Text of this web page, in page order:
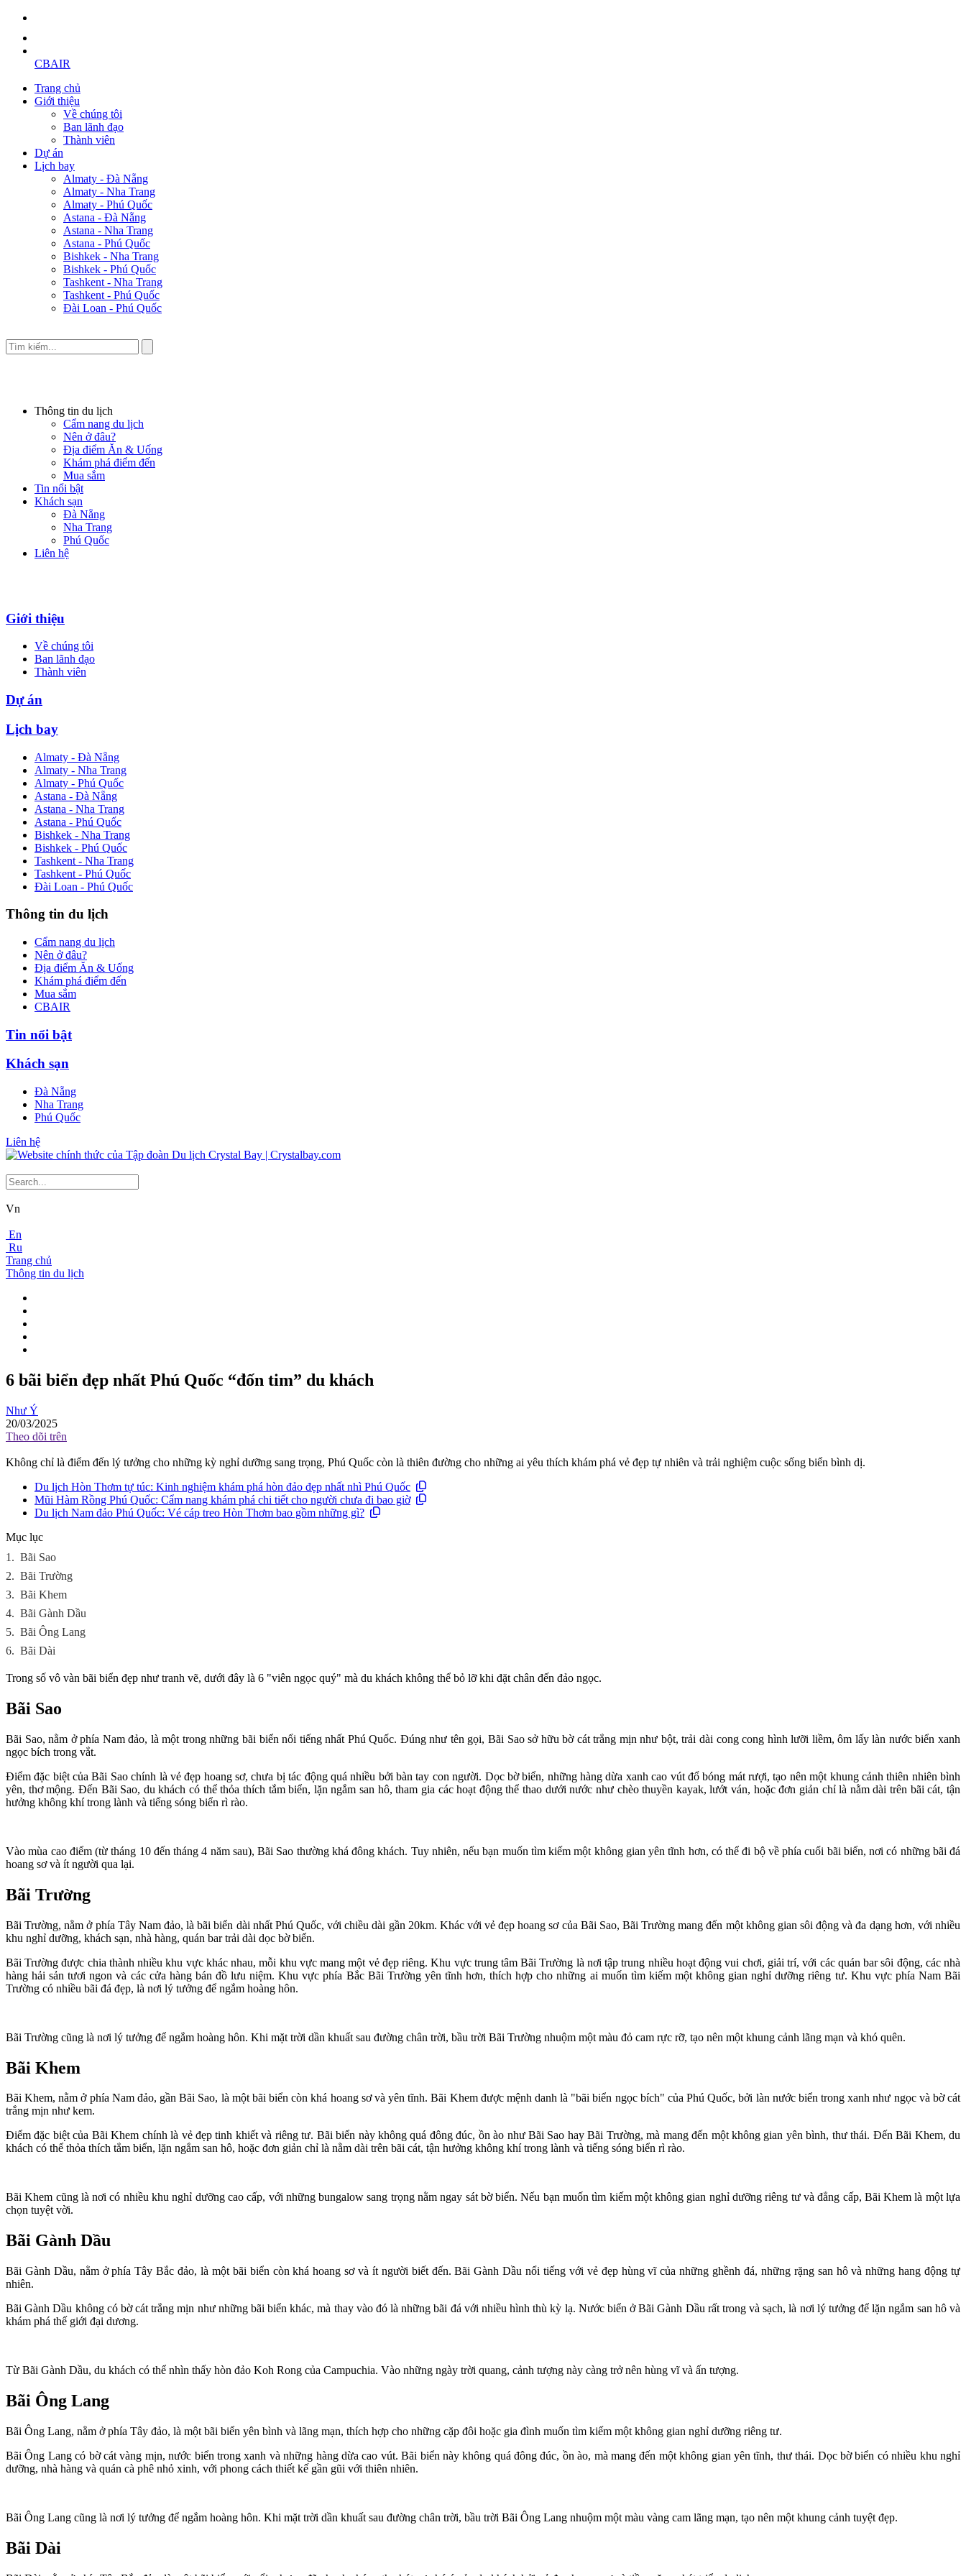
CBAIR
Trang chủ
Giới thiệu
Về chúng tôi
Ban lãnh đạo
Thành viên
Dự án
Lịch bay
Almaty - Đà Nẵng
Almaty - Nha Trang
Almaty - Phú Quốc
Astana - Đà Nẵng
Astana - Nha Trang
Astana - Phú Quốc
Bishkek - Nha Trang
Bishkek - Phú Quốc
Tashkent - Nha Trang
Tashkent - Phú Quốc
Đài Loan - Phú Quốc
Thông tin du lịch
Cẩm nang du lịch
Nên ở đâu?
Địa điểm Ăn & Uống
Khám phá điểm đến
Mua sắm
Tin nổi bật
Khách sạn
Đà Nẵng
Nha Trang
Phú Quốc
Liên hệ
Giới thiệu
Về chúng tôi
Ban lãnh đạo
Thành viên
Dự án
Lịch bay
Almaty - Đà Nẵng
Almaty - Nha Trang
Almaty - Phú Quốc
Astana - Đà Nẵng
Astana - Nha Trang
Astana - Phú Quốc
Bishkek - Nha Trang
Bishkek - Phú Quốc
Tashkent - Nha Trang
Tashkent - Phú Quốc
Đài Loan - Phú Quốc
Thông tin du lịch
Cẩm nang du lịch
Nên ở đâu?
Địa điểm Ăn & Uống
Khám phá điểm đến
Mua sắm
CBAIR
Tin nổi bật
Khách sạn
Đà Nẵng
Nha Trang
Phú Quốc
Liên hệ
Vn
En
Ru
Trang chủ
Thông tin du lịch
6 bãi biển đẹp nhất Phú Quốc “đốn tim” du khách
Như Ý
20/03/2025
Theo dõi trên
Không chỉ là điểm đến lý tưởng cho những kỳ nghỉ dưỡng sang trọng, Phú Quốc còn là thiên đường cho những ai yêu thích khám phá vẻ đẹp tự nhiên và trải nghiệm cuộc sống biển bình dị.
Du lịch Hòn Thơm tự túc: Kinh nghiệm khám phá hòn đảo đẹp nhất nhì Phú Quốc
Mũi Hàm Rồng Phú Quốc: Cẩm nang khám phá chi tiết cho người chưa đi bao giờ
Du lịch Nam đảo Phú Quốc: Vé cáp treo Hòn Thơm bao gồm những gì?
Mục lục
1. Bãi Sao
2. Bãi Trường
3. Bãi Khem
4. Bãi Gành Dầu
5. Bãi Ông Lang
6. Bãi Dài
Trong số vô vàn bãi biển đẹp như tranh vẽ, dưới đây là 6 "viên ngọc quý" mà du khách không thể bỏ lỡ khi đặt chân đến đảo ngọc.
Bãi Sao
Bãi Sao, nằm ở phía Nam đảo, là một trong những bãi biển nổi tiếng nhất Phú Quốc. Đúng như tên gọi, Bãi Sao sở hữu bờ cát trắng mịn như bột, trải dài cong cong hình lưỡi liềm, ôm lấy làn nước biển xanh
ngọc bích trong vắt.
Điểm đặc biệt của Bãi Sao chính là vẻ đẹp hoang sơ, chưa bị tác động quá nhiều bởi bàn tay con người. Dọc bờ biển, những hàng dừa xanh cao vút đổ bóng mát rượi, tạo nên một khung cảnh thiên nhiên bình
yên, thơ mộng. Đến Bãi Sao, du khách có thể thỏa thích tắm biển, lặn ngắm san hô, tham gia các hoạt động thể thao dưới nước như chèo thuyền kayak, lướt ván, hoặc đơn giản chỉ là nằm dài trên bãi cát, tận
hưởng không khí trong lành và tiếng sóng biển rì rào.
Vào mùa cao điểm (từ tháng 10 đến tháng 4 năm sau), Bãi Sao thường khá đông khách. Tuy nhiên, nếu bạn muốn tìm kiếm một không gian yên tĩnh hơn, có thể đi bộ về phía cuối bãi biển, nơi có những bãi đá
hoang sơ và ít người qua lại.
Bãi Trường
Bãi Trường, nằm ở phía Tây Nam đảo, là bãi biển dài nhất Phú Quốc, với chiều dài gần 20km. Khác với vẻ đẹp hoang sơ của Bãi Sao, Bãi Trường mang đến một không gian sôi động và đa dạng hơn, với nhiều
khu nghỉ dưỡng, khách sạn, nhà hàng, quán bar trải dài dọc bờ biển.
Bãi Trường được chia thành nhiều khu vực khác nhau, mỗi khu vực mang một vẻ đẹp riêng. Khu vực trung tâm Bãi Trường là nơi tập trung nhiều hoạt động vui chơi, giải trí, với các quán bar sôi động, các nhà
hàng hải sản tươi ngon và các cửa hàng bán đồ lưu niệm. Khu vực phía Bắc Bãi Trường yên tĩnh hơn, thích hợp cho những ai muốn tìm kiếm một không gian nghỉ dưỡng riêng tư. Khu vực phía Nam Bãi
Trường có nhiều bãi đá đẹp, là nơi lý tưởng để ngắm hoàng hôn.
Bãi Trường cũng là nơi lý tưởng để ngắm hoàng hôn. Khi mặt trời dần khuất sau đường chân trời, bầu trời Bãi Trường nhuộm một màu đỏ cam rực rỡ, tạo nên một khung cảnh lãng mạn và khó quên.
Bãi Khem
Bãi Khem, nằm ở phía Nam đảo, gần Bãi Sao, là một bãi biển còn khá hoang sơ và yên tĩnh. Bãi Khem được mệnh danh là "bãi biển ngọc bích" của Phú Quốc, bởi làn nước biển trong xanh như ngọc và bờ cát
trắng mịn như kem.
Điểm đặc biệt của Bãi Khem chính là vẻ đẹp tinh khiết và riêng tư. Bãi biển này không quá đông đúc, ồn ào như Bãi Sao hay Bãi Trường, mà mang đến một không gian yên bình, thư thái. Đến Bãi Khem, du
khách có thể thỏa thích tắm biển, lặn ngắm san hô, hoặc đơn giản chỉ là nằm dài trên bãi cát, tận hưởng không khí trong lành và tiếng sóng biển rì rào.
Bãi Khem cũng là nơi có nhiều khu nghỉ dưỡng cao cấp, với những bungalow sang trọng nằm ngay sát bờ biển. Nếu bạn muốn tìm kiếm một không gian nghỉ dưỡng riêng tư và đẳng cấp, Bãi Khem là một lựa
chọn tuyệt vời.
Bãi Gành Dầu
Bãi Gành Dầu, nằm ở phía Tây Bắc đảo, là một bãi biển còn khá hoang sơ và ít người biết đến. Bãi Gành Dầu nổi tiếng với vẻ đẹp hùng vĩ của những ghềnh đá, những rặng san hô và những hang động tự
nhiên.
Bãi Gành Dầu không có bờ cát trắng mịn như những bãi biển khác, mà thay vào đó là những bãi đá với nhiều hình thù kỳ lạ. Nước biển ở Bãi Gành Dầu rất trong và sạch, là nơi lý tưởng để lặn ngắm san hô và
khám phá thế giới đại dương.
Từ Bãi Gành Dầu, du khách có thể nhìn thấy hòn đảo Koh Rong của Campuchia. Vào những ngày trời quang, cảnh tượng này càng trở nên hùng vĩ và ấn tượng.
Bãi Ông Lang
Bãi Ông Lang, nằm ở phía Tây đảo, là một bãi biển yên bình và lãng mạn, thích hợp cho những cặp đôi hoặc gia đình muốn tìm kiếm một không gian nghỉ dưỡng riêng tư.
Bãi Ông Lang có bờ cát vàng mịn, nước biển trong xanh và những hàng dừa cao vút. Bãi biển này không quá đông đúc, ồn ào, mà mang đến một không gian yên tĩnh, thư thái. Dọc bờ biển có nhiều khu nghỉ
dưỡng, nhà hàng và quán cà phê nhỏ xinh, với phong cách thiết kế gần gũi với thiên nhiên.
Bãi Ông Lang cũng là nơi lý tưởng để ngắm hoàng hôn. Khi mặt trời dần khuất sau đường chân trời, bầu trời Bãi Ông Lang nhuộm một màu vàng cam lãng mạn, tạo nên một khung cảnh tuyệt đẹp.
Bãi Dài